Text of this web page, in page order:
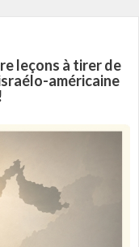
leçons à tirer de
américaine